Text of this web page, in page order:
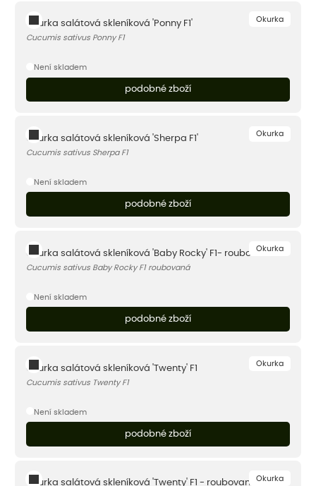
Okurka
Okurka salátová skleníková 'Ponny F1'
Cucumis sativus Ponny F1
Není skladem
podobné zboží
Okurka
Okurka salátová skleníková 'Sherpa F1'
Cucumis sativus Sherpa F1
Není skladem
podobné zboží
Okurka
Okurka salátová skleníková 'Baby Rocky' F1- roubovaná
Cucumis sativus Baby Rocky F1 roubovaná
Není skladem
podobné zboží
Okurka
Okurka salátová skleníková 'Twenty' F1
Cucumis sativus Twenty F1
Není skladem
podobné zboží
Okurka
Okurka salátová skleníková 'Twenty' F1 - roubovaná